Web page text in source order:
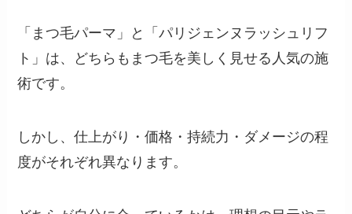
「まつ毛パーマ」と「パリジェンヌラッシュリフ
ト」は、どちらもまつ毛を美しく見せる人気の施
術です。
しかし、仕上がり・価格・持続力・ダメージの程
度がそれぞれ異なります。